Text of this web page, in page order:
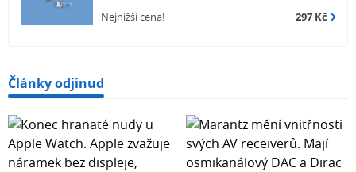
Nejnižší cena! 297 Kč
Články odjinud